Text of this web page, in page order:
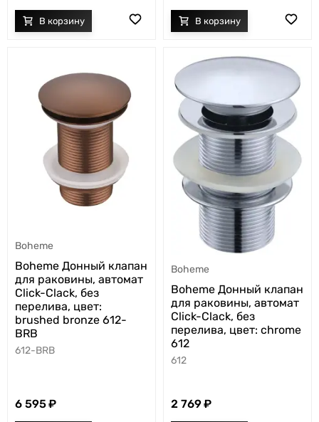
Boheme
Boheme Донный клапан
для раковины, автомат
Click-Clack, без
перелива, цвет:
brushed bronze 612-
BRB
612-BRB
6 595
Boheme
Boheme Донный клапан
для раковины, автомат
Click-Clack, без
перелива, цвет: chrome
612
612
2 769